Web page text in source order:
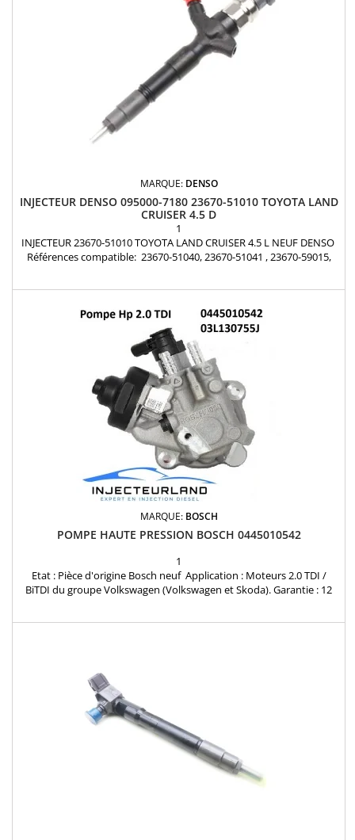
MARQUE: DENSO
INJECTEUR DENSO 095000-7180 23670-51010 TOYOTA LAND
CRUISER 4.5 D
1
INJECTEUR 23670-51010 TOYOTA LAND CRUISER 4.5 L NEUF DENSO
Références compatible: 23670-51040, 23670-51041 , 23670-59015,
MARQUE: BOSCH
POMPE HAUTE PRESSION BOSCH 0445010542
1
Etat : Pièce d'origine Bosch neuf Application : Moteurs 2.0 TDI /
BiTDI du groupe Volkswagen (Volkswagen et Skoda). Garantie : 12